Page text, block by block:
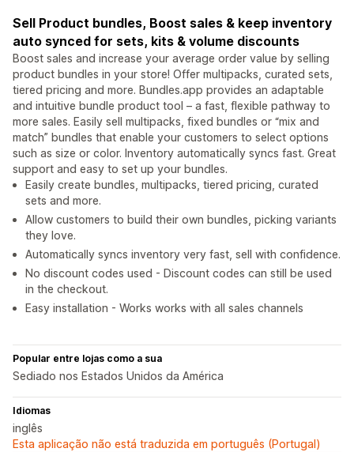
Sell Product bundles, Boost sales & keep inventory
auto synced for sets, kits & volume discounts
Boost sales and increase your average order value by selling
product bundles in your store! Offer multipacks, curated sets,
tiered pricing and more. Bundles.app provides an adaptable
and intuitive bundle product tool – a fast, flexible pathway to
more sales. Easily sell multipacks, fixed bundles or “mix and
match” bundles that enable your customers to select options
such as size or color. Inventory automatically syncs fast. Great
support and easy to set up your bundles.
Easily create bundles, multipacks, tiered pricing, curated
sets and more.
Allow customers to build their own bundles, picking variants
they love.
Automatically syncs inventory very fast, sell with confidence.
No discount codes used - Discount codes can still be used
in the checkout.
Easy installation - Works works with all sales channels
Popular entre lojas como a sua
Sediado nos Estados Unidos da América
Idiomas
inglês
Esta aplicação não está traduzida em português (Portugal)